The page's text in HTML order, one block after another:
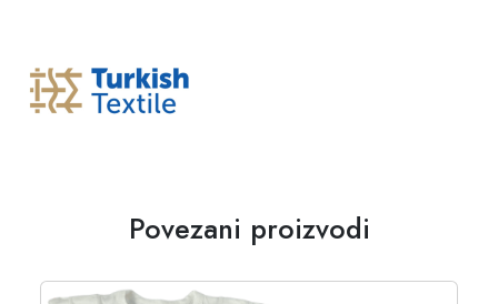
Povezani proizvodi